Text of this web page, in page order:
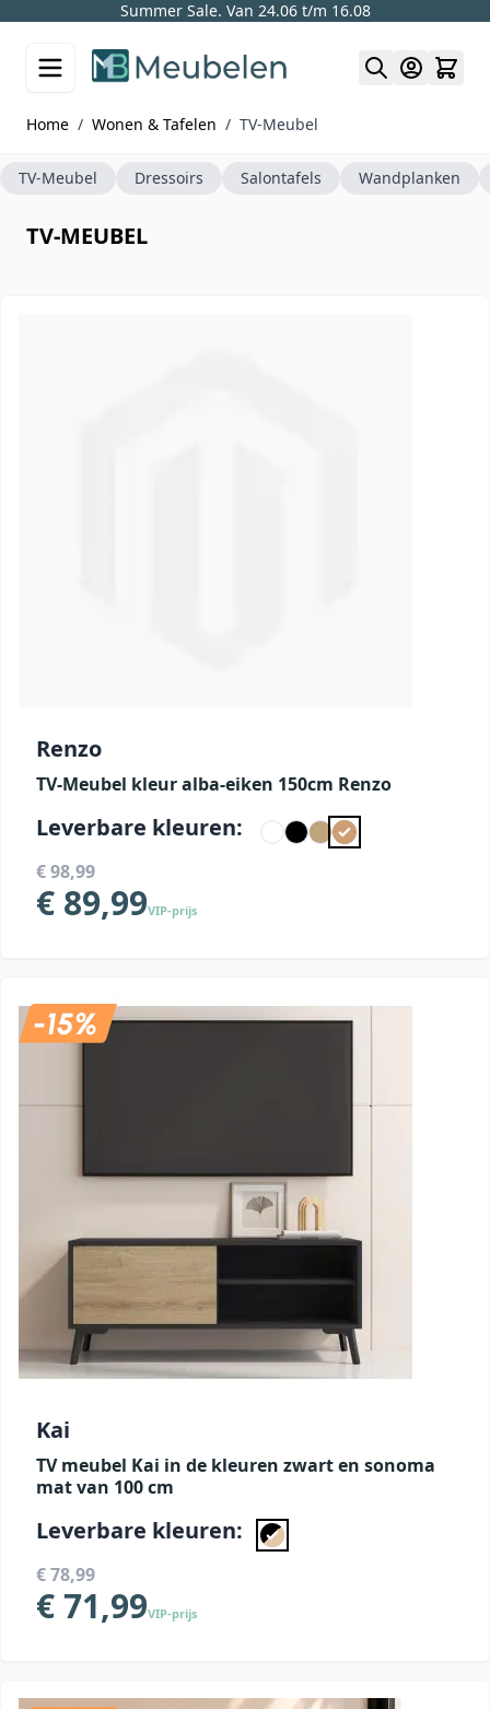
Summer Sale. Van 24.06 t/m 16.08
Home / Wonen & Tafelen / TV-Meubel
TV-Meubel Dressoirs Salontafels Wandplanken
TV-MEUBEL
Renzo
TV-Meubel kleur alba-eiken 150cm Renzo
Leverbare kleuren:
€ 98,99
€ 89,99VIP-prijs
Kai
TV meubel Kai in de kleuren zwart en sonoma
mat van 100 cm
Leverbare kleuren:
€ 78,99
€ 71,99VIP-prijs